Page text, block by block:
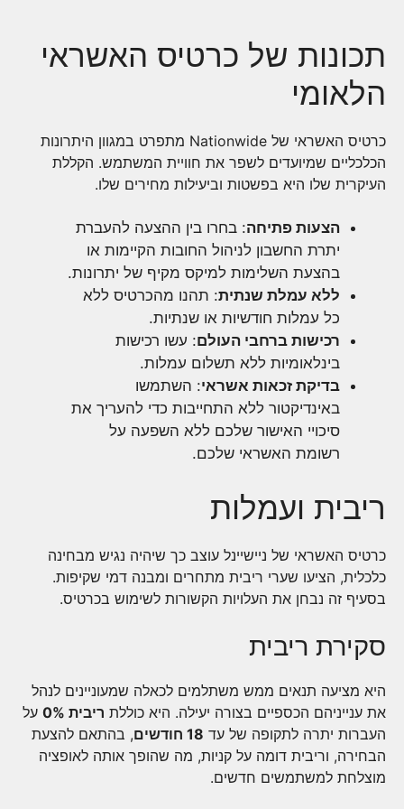
תכונות של כרטיס האשראי
הלאומי
כרטיס האשראי של Nationwide מתפרט במגוון היתרונות
הכלכליים שמיועדים לשפר את חוויית המשתמש. הקללת
העיקרית שלו היא בפשטות וביעילות מחירים שלו.
הצעות פתיחה: בחרו בין ההצעה להעברת
יתרת החשבון לניהול החובות הקיימות או
בהצעת השלימות למיקס מקיף של יתרונות.
ללא עמלת שנתית: תהנו מהכרטיס ללא
כל עמלות חודשיות או שנתיות.
רכישות ברחבי העולם: עשו רכישות
בינלאומיות ללא תשלום עמלות.
בדיקת זכאות אשראי: השתמשו
באינדיקטור ללא התחייבות כדי להעריך את
סיכויי האישור שלכם ללא השפעה על
רשומת האשראי שלכם.
ריבית ועמלות
כרטיס האשראי של ניישיינל עוצב כך שיהיה נגיש מבחינה
כלכלית, הציעו שערי ריבית מתחרים ומבנה דמי שקיפות.
בסעיף זה נבחן את העלויות הקשורות לשימוש בכרטיס.
סקירת ריבית
היא מציעה תנאים ממש משתלמים לכאלה שמעוניינים לנהל
את ענייניהם הכספיים בצורה יעילה. היא כוללת ריבית 0%
על
העברות יתרה לתקופה של עד 18 חודשים
, בהתאם להצעת
הבחירה, וריבית דומה על קניות, מה שהופך אותה לאופציה
מוצלחת למשתמשים חדשים.